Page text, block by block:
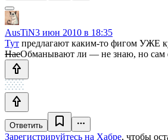
AusTiN3 июн 2010 в 18:35
Тут предлагают каким-то фигом УЖЕ
НаеОбманывают ли — не знаю, но
Ответить
Зарегистрируйтесь на Хабре, чтобы